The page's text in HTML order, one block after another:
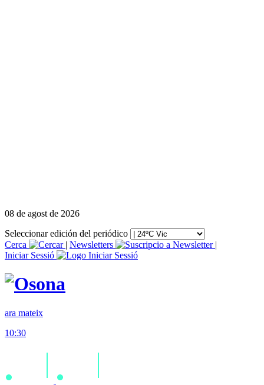
08 de agost de 2026
Seleccionar edición del periódico
Cerca
| Newsletters
|
Iniciar Sessió
ara mateix
10:30